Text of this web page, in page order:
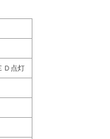
Ｄ点灯